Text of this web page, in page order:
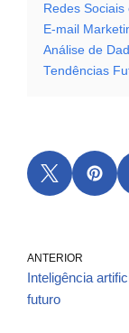
Redes
E-mail
Análise de
Tendências
ANTERIOR
Inteligência
futuro